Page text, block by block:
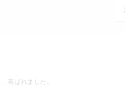
喜ばれました。